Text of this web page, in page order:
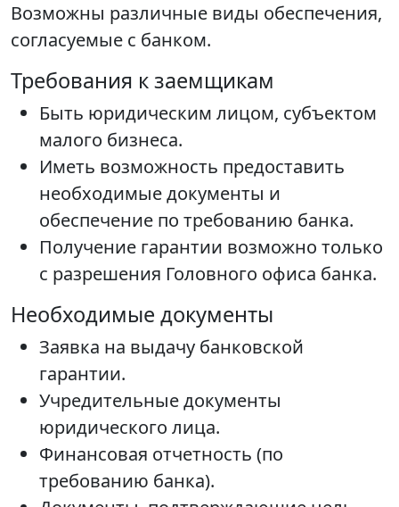
Возможны различные виды обеспечения,
согласуемые с банком.
Требования к заемщикам
Быть юридическим лицом, субъектом
малого бизнеса.
Иметь возможность предоставить
необходимые документы и
обеспечение по требованию банка.
Получение гарантии возможно только
с разрешения Головного офиса банка.
Необходимые документы
Заявка на выдачу банковской
гарантии.
Учредительные документы
юридического лица.
Финансовая отчетность (по
требованию банка).